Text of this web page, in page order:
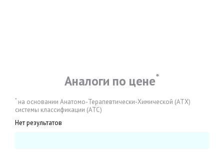
Аналоги по цене*
* на основании Анатомо-Терапевтически-Химической (АТХ)
системы классификации (АТС)
Нет результатов